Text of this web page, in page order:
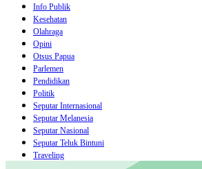
Info Publik
Kesehatan
Olahraga
Opini
Otsus Papua
Parlemen
Pendidikan
Politik
Seputar Internasional
Seputar Melanesia
Seputar Nasional
Seputar Teluk Bintuni
Traveling